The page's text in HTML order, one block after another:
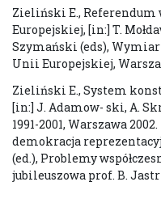
Zieliński E.,
Europejskiej, [in:] T.
Szymański (eds), Wymiar
Unii Europejskiej,
Zieliński E., System
[in:] J. Adamow- ski, A.
1991-2001, Warszawa
demokracja
(ed.), Problemy
jubileuszowa prof. B.